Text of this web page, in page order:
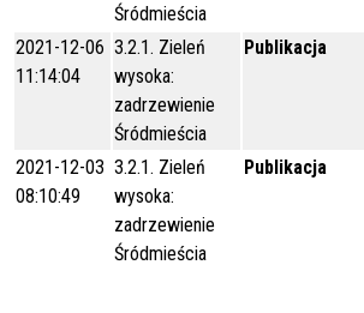
Śródmieścia
2021-12-06
11:14:04
3.2.1. Zieleń
wysoka:
zadrzewienie
Śródmieścia
Publikacja
2021-12-03
08:10:49
3.2.1. Zieleń
wysoka:
zadrzewienie
Śródmieścia
Publikacja